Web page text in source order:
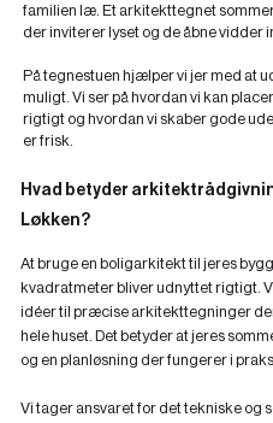
familien læ. Et arkitekttegnet
der inviterer lyset og de åbne vidder
På tegnestuen hjælper vi jer med at
muligt. Vi ser på hvordan vi kan
rigtigt og hvordan vi skaber gode
er frisk.
Hvad betyder
Løkken?
At bruge en boligarkitekt til jeres
kvadratmeter bliver udnyttet rigtigt.
idéer til præcise arkitekttegninger
hele huset. Det betyder at jeres
og en planløsning der fungerer i
Vi tager ansvaret for det tekniske og